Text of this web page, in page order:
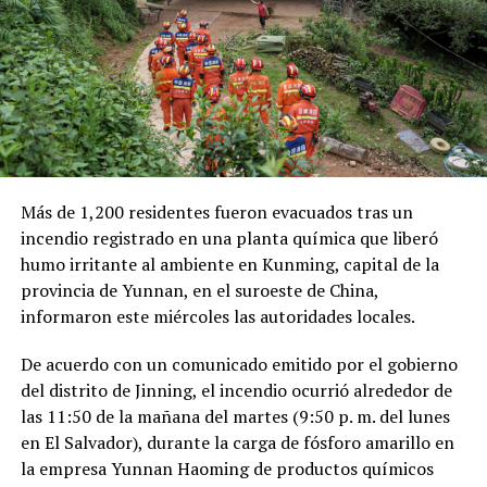
trimestre, cifra que representa un incremento del 20 %
en comparación con el mismo período de 2025.
Como antecedente, recordaron que una toma
clandestina en un ducto de Pemex provocó una
explosión en 2019, en el estado de Hidalgo, dejando un
saldo de 137 personas fallecidas.
Comparte esto:
Facebook X
Más de 1,200 residentes fueron evacuados tras un
incendio registrado en una planta química que liberó
humo irritante al ambiente en Kunming, capital de la
provincia de Yunnan, en el suroeste de China,
informaron este miércoles las autoridades locales.
De acuerdo con un comunicado emitido por el gobierno
del distrito de Jinning, el incendio ocurrió alrededor de
las 11:50 de la mañana del martes (9:50 p. m. del lunes
en El Salvador), durante la carga de fósforo amarillo en
la empresa Yunnan Haoming de productos químicos